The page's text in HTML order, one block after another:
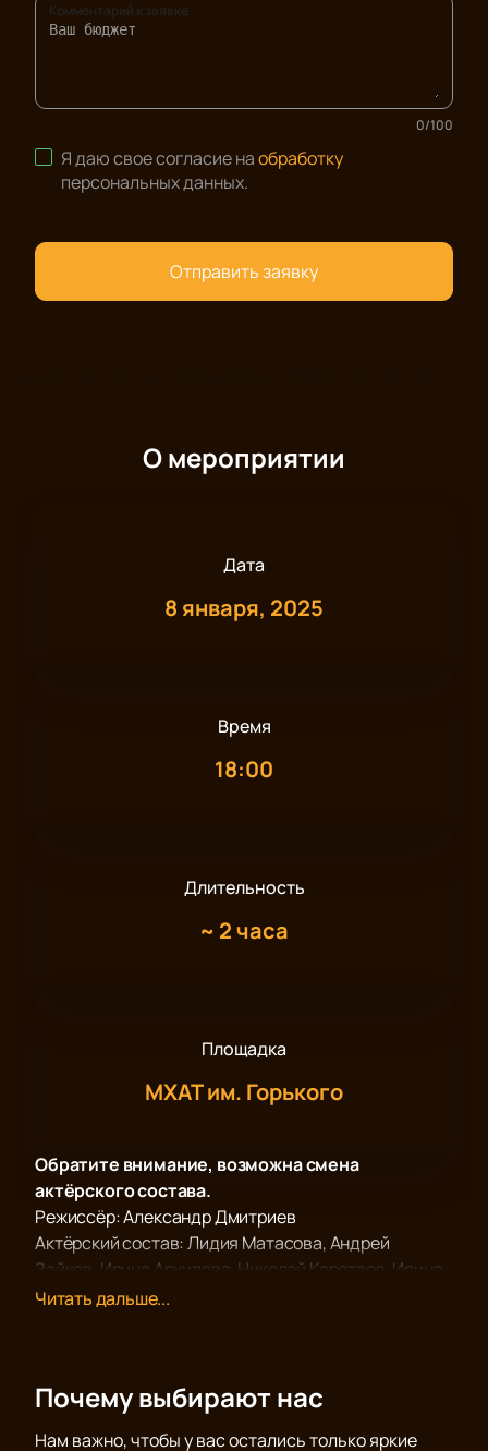
Комментарий к заявке
0/100
Я даю свое согласие наобработку
персональных данных.
Отправить заявку
О мероприятии
Дата
8 января, 2025
Время
18:00
Длительность
~ 2 часа
Площадка
МХАТ им. Горького
Обратите внимание, возможна смена
актёрского состава.
Режиссёр: Александр Дмитриев
Актёрский состав: Лидия Матасова, Андрей
Зайков, Ирина Архипова, Николай Коротаев, Ирина
Фадина
Постановка режиссера Александра Дмитриева
Читать дальше...
Почему выбирают нас
Нам важно, чтобы у вас остались только яркие